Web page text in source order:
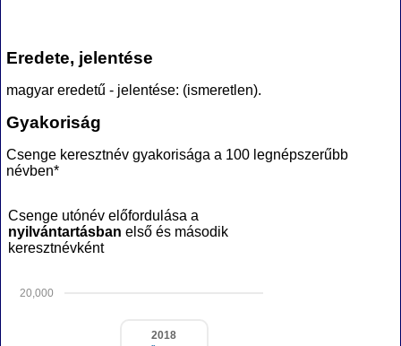
Eredete, jelentése
magyar eredetű - jelentése: (ismeretlen).
Gyakoriság
Csenge keresztnév gyakorisága a 100 legnépszerűbb
névben*
Csenge utónév előfordulása a
nyilvántartásban első és második
keresztnévként
20,000
2018